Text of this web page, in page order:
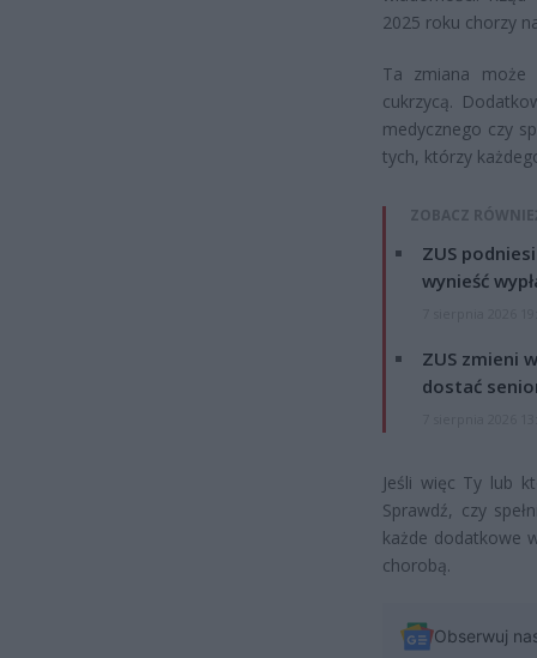
2025 roku chorzy
Ta zmiana może
cukrzycą.
medycznego czy
tych, którzy
ZOBACZ
ZUS
wynieść
ZUS zmieni
dostać
Jeśli więc Ty lub
Sprawdź, czy
każde dodatkowe
chorobą.
Obserwuj